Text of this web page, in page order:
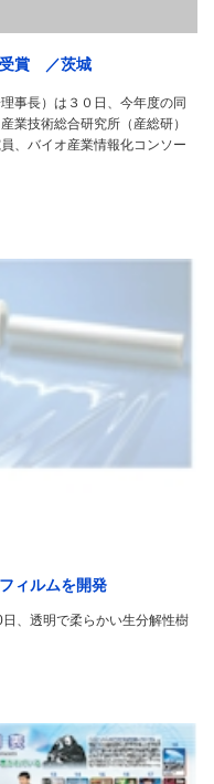
受賞 ／茨城
事長）は３０日、今年度の同
技術総合研究所（産総研）
、バイオ産業情報化コンソー
ィルムを開発
、透明で柔らかい生分解性樹